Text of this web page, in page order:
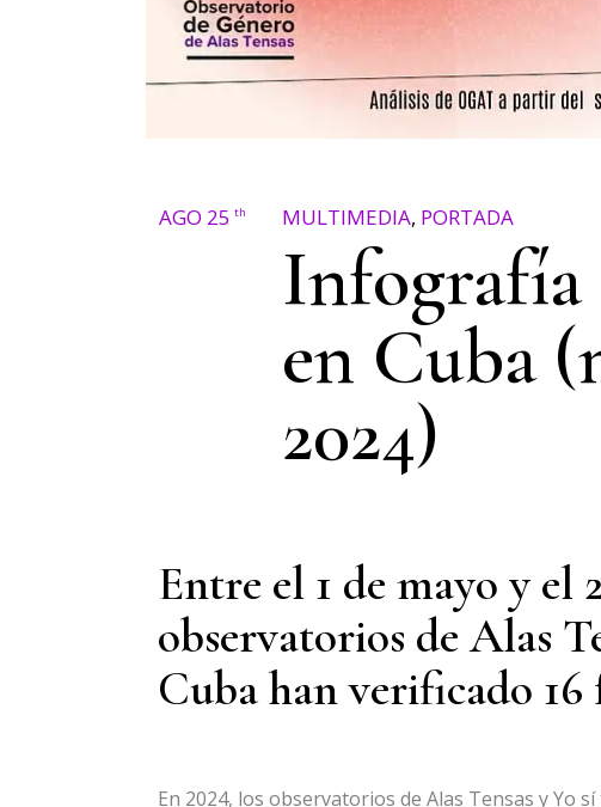
AGO 25 th MULTIMEDIA, PORTADA
Infografía
en Cuba
2024)
Entre el 1 de mayo y el
observatorios de Alas
Cuba han verificado
En 2024, los observatorios de Alas Tensas y Yo